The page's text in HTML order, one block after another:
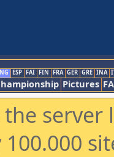
ESP FAI FIN FRA GER GRE INA
Pictures